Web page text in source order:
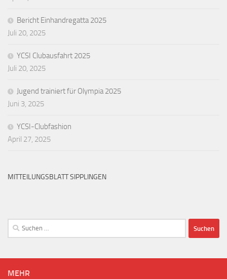
Bericht Einhandregatta 2025
Juli 20, 2025
YCSI Clubausfahrt 2025
Juli 20, 2025
Jugend trainiert für Olympia 2025
Juni 3, 2025
YCSI-Clubfashion
April 27, 2025
MITTEILUNGSBLATT SIPPLINGEN
Suchen
nach:
MEHR